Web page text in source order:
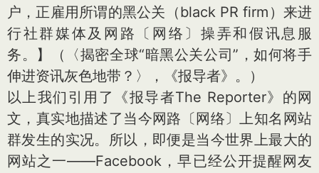
户，正雇用所谓的黑公关（black PR firm）来进
行社群媒体及网路〔网络〕操弄和假讯息服
务。】（〈揭密全球“暗黑公关公司”，如何将手
伸进资讯灰色地带？〉，《报导者》。）
以上我们引用了《报导者The Reporter》的网
文，真实地描述了当今网路〔网络〕上知名网站
群发生的实况。所以，即便是当今世界上最大的
网站之一——Facebook，早已经公开提醒网友